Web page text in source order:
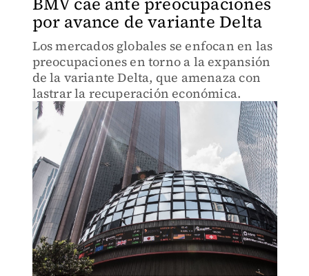
por avance de variante Delta
Los mercados globales se enfocan en las
preocupaciones en torno a la expansión
de la variante Delta, que amenaza con
lastrar la recuperación económica.